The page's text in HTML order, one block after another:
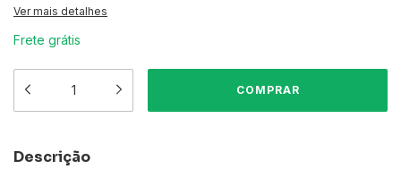
Ver mais detalhes
Frete grátis
Descrição